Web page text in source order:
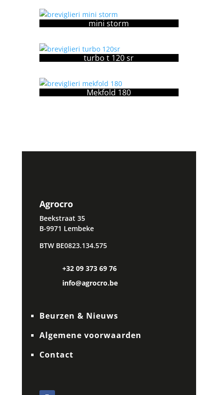
mini storm
turbo t 120 sr
Mekfold 180
Agrocro
Beekstraat 35
B-9971 Lembeke
BTW BE0823.134.575
+32 09 373 69 76
info@agrocro.be
Beurzen & Nieuws
Algemene voorwaarden
Contact